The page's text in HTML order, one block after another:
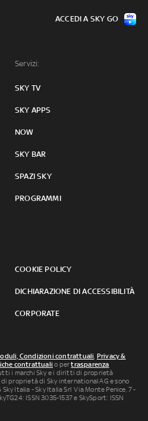
Servizi:
SKY TV
SKY APPS
NOW
SKY BAR
SPAZI SKY
PROGRAMMI
COOKIE POLICY
DICHIARAZIONE DI ACCESSIBILITÀ
CORPORATE
ACCEDI A SKY GO
Condizioni contrattuali Privacy &
contrattuali o pertrasparenza
i marchi Sky e i diritti di proprietà
proprietà di Sky international AG e sono
Italia - Sky Italia Srl Via Monte Penice, 7 -
ISSN 3035-1537 e SkySport: ISSN